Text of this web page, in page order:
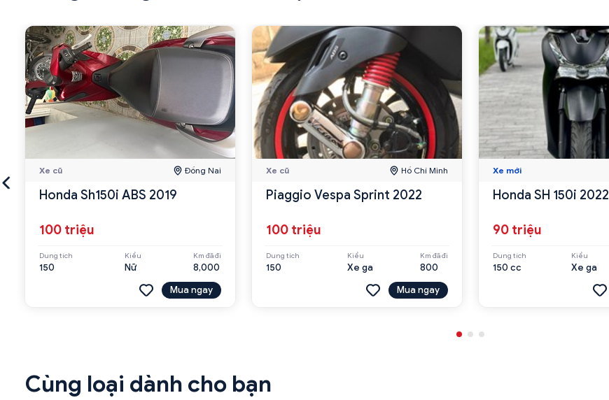
Xe cũ Đồng Nai
Honda Sh150i ABS 2019
100 triệu
Dung tích
150
Kiểu
Nữ
Km đã đi
8,000
Mua ngay
Xe cũ Hồ Chí Minh
Piaggio Vespa Sprint 2022
100 triệu
Dung tích
150
Kiểu
Xe ga
Km đã đi
800
Mua ngay
Xe mới
Honda SH 150i 2022
90 triệu
Dung tích
150 cc
Kiểu
Xe ga
Cùng loại dành cho bạn